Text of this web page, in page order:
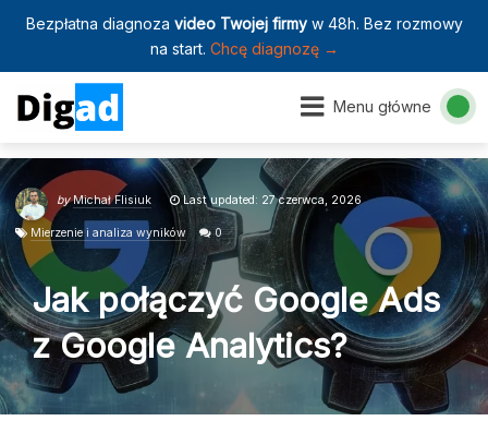
Bezpłatna diagnoza video Twojej firmyw 48h. Bez rozmowy
na start. Chcę diagnozę →
Menu główne
by Michał Flisiuk Last updated: 27 czerwca, 2026
Mierzenie i analiza wyników 0
Jak połączyć Google Ads
z Google Analytics?